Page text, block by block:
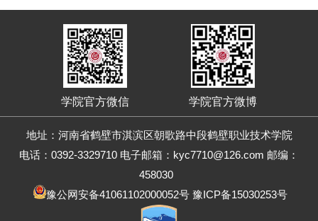
学院官方微信 学院官方微博
地址：河南省鹤壁市淇滨区朝歌路中段鹤壁职业技术学院
电话：0392-3329710 电子邮箱：kyc7710@126.com 邮编：
458030
豫公网安备41061102000052号 豫ICP备15030253号